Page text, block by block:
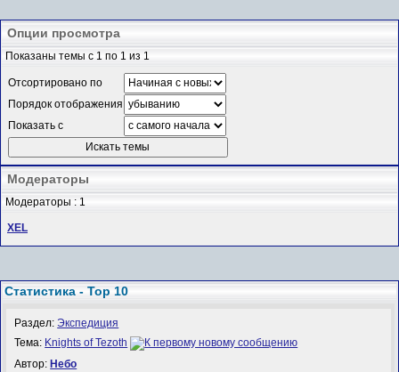
Опции просмотра
Показаны темы с 1 по 1 из 1
Отсортировано по
Порядок отображения
Показать с
Модераторы
Модераторы : 1
XEL
Статистика - Top 10
Раздел:Экспедиция
Тема: Knights of Tezoth
Автор: Небо